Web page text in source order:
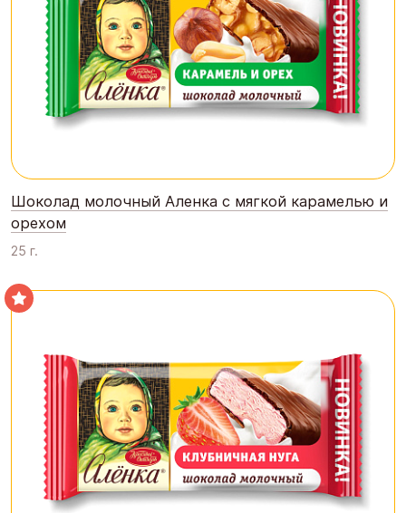
Шоколад молочный Аленка с мягкой карамелью и
орехом
25 г.